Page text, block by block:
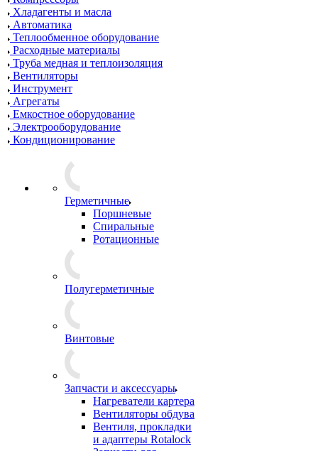
Хладагенты и масла
Автоматика
Теплообменное оборудование
Расходные материалы
Труба медная и теплоизоляция
Вентиляторы
Инструмент
Агрегаты
Емкостное оборудование
Электрооборудование
Кондиционирование
Герметичные
Поршневые
Спиральные
Ротационные
Полугерметичные
Винтовые
Запчасти и аксессуары
Нагреватели картера
Вентиляторы обдува
Вентиля, прокладки
и адаптеры Rotalock